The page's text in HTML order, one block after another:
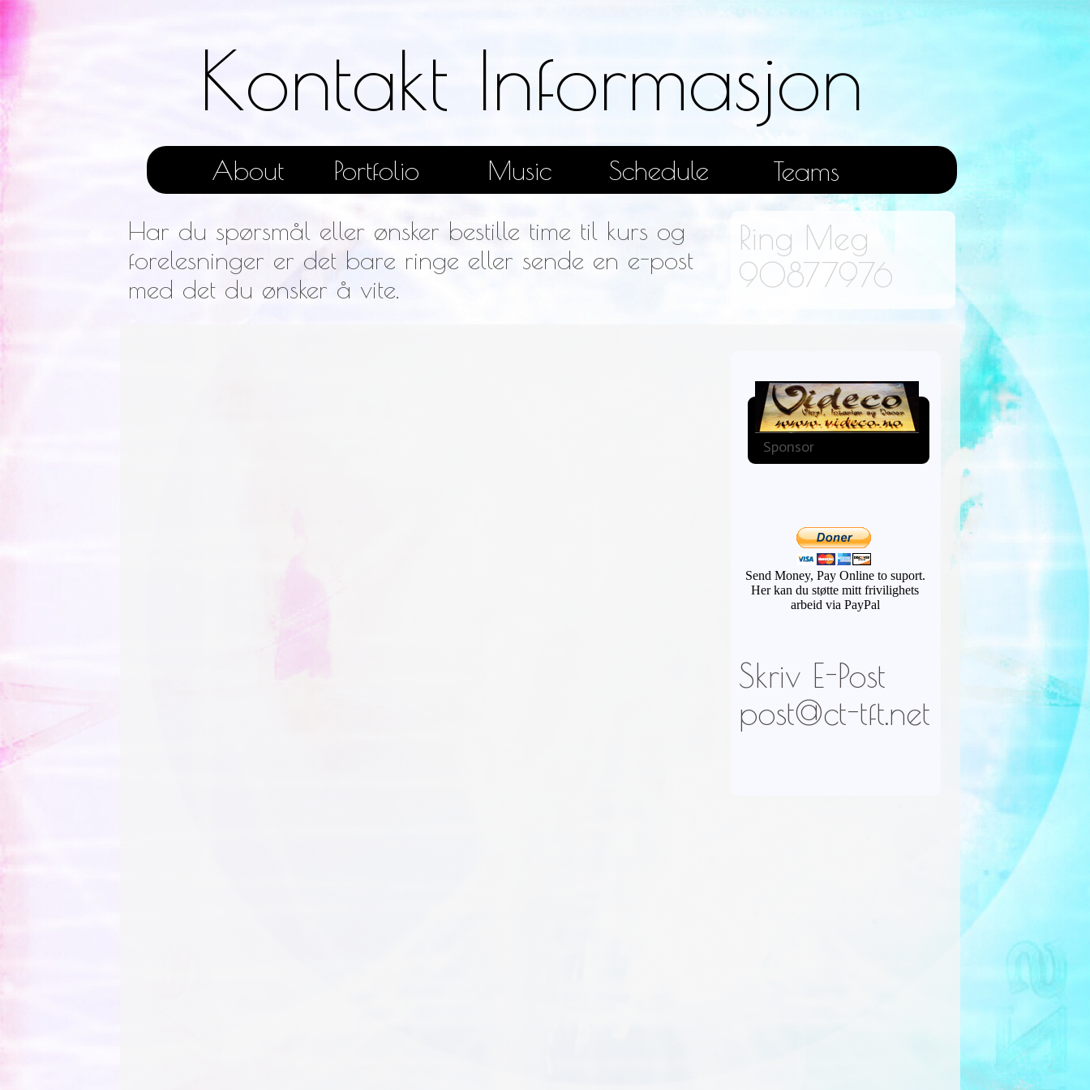
Har du spørsmål eller ønsker bestille time til kurs og
forelesninger er det bare ringe eller sende en e-post
med det du ønsker å vite.
About Portfolio Music Schedule Teams
Kontakt Informasjon
Ring Meg
90877976
Skriv E-Post
post@ct-tft.net
Sponsor
Send Money, Pay Online to suport.
Her kan du støtte mitt frivilighets
arbeid via PayPal